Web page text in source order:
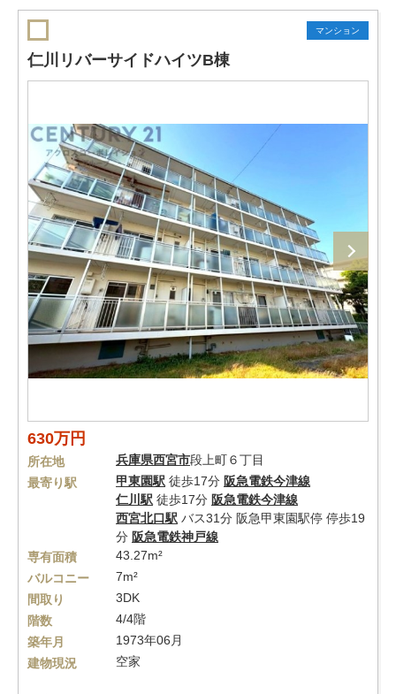
マンション
仁川リバーサイドハイツB棟
630万円
所在地 兵庫県西宮市段上町６丁目
最寄り駅
甲東園駅 徒歩17分 阪急電鉄今津線
仁川駅 徒歩17分 阪急電鉄今津線
西宮北口駅 バス31分 阪急甲東園駅停 停歩19
分 阪急電鉄神戸線
専有面積
43.27m²
バルコニー
7m²
間取り
3DK
階数
4/4階
築年月
1973年06月
建物現況
空家